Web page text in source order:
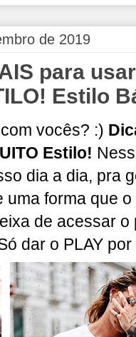
de 2019
para
Estilo
vocês? :)
Estilo!
dia a dia, pra
uma forma que
de acessar
dar o PLAY